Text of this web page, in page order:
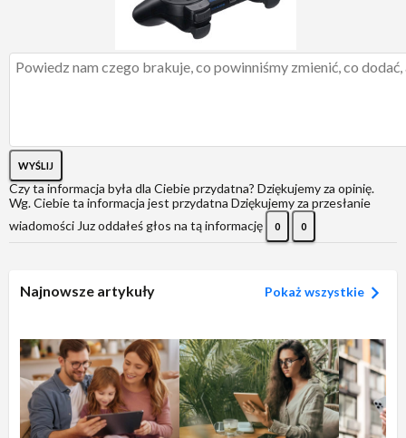
WYŚLIJ
Czy ta informacja była dla Ciebie przydatna? Dziękujemy za opinię.
Wg. Ciebie ta informacja jest przydatna Dziękujemy za przesłanie
wiadomości Juz oddałeś głos na tą informację 0 0
Najnowsze artykuły Pokaż wszystkie